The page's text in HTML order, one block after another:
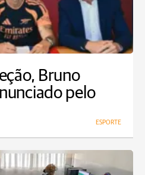
Bruno
pelo
ESPORTE